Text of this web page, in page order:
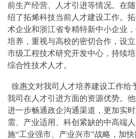
前生产经营、人才引进等情况。在
绍了拓烯科技当前人才建设工作。
术企业和浙江省专精特新中小企业
培养，重视与高校的密切合作，设
市级工程技术研究开发中心，持续
综合性技术人才。
徐惠文对我司人才培养建设工作给
我司在人才引进方面的资源优势。
进一步畅通政企沟通渠道，更加实
需、产业适用、科创紧缺的中高端
施“工业强市、产业兴市”战略，加